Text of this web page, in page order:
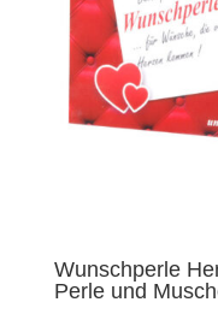
Wunschperle
Perle und